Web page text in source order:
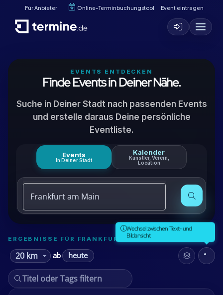
Für Anbieter Online-Terminbuchungstool Event eintragen
EVENTS ENTDECKEN
Finde Events in Deiner Nähe.
Suche in Deiner Stadt nach passenden Events
und erstelle daraus Deine persönliche
Eventliste.
Events
In Deiner Stadt
Kalender
Künstler, Verein,
Location
ERGEBNISSE FÜR FRANKFURT AM MAIN
ab heute
Wechsel zwischen Text- und
Bildansicht